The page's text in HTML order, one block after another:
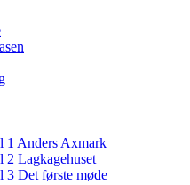
1 Anders Axmark
2 Lagkagehuset
3 Det første møde